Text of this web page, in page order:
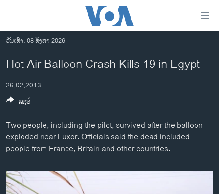
ເຂົ້າ
ຫາ
ຂ້າມ
ຂ້າມ
ຂ້າມ
ໄປ
ຊອກ
ຄົ້ນ
ລາວ
ອາເມຣິກາ
ການເລືອກຕັ້ງ ປະທານາທີບໍດີ ສະຫະລັດ 2024
ຂ່າວ​ຈີນ
ໂລກ
ເອເຊຍ
ອິດສະຫຼະພາບດ້ານການຂ່າວ
ວັນເສົາ, 08 ສິງຫາ 2026
Hot Air Balloon Crash Kills 19 in Egypt
26,02,2013
Two people, including the pilot, survived after the balloon
exploded near Luxor. Officials said the dead included
people from France, Britain and other countries.
ແຊຣ໌